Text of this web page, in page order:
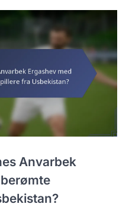
Anvarbek